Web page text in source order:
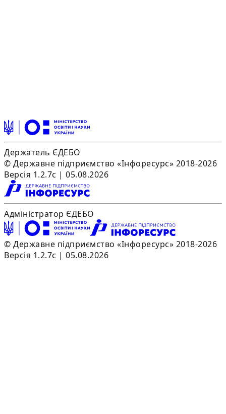
Держатель ЄДЕБО
© Державне підприємство «Інфоресурс» 2018-2026
Версія 1.2.7c | 05.08.2026
Адміністратор ЄДЕБО
© Державне підприємство «Інфоресурс» 2018-2026
Версія 1.2.7c | 05.08.2026